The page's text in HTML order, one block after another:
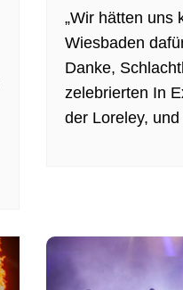
„Wir hätten uns
Wiesbaden
Danke,
zelebrierten In
der Loreley,